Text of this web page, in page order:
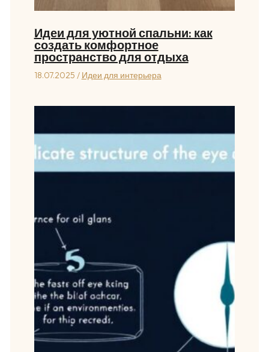
Идеи для уютной спальни: как
создать комфортное
пространство для отдыха
18.07.2025 / Идеи для интерьера